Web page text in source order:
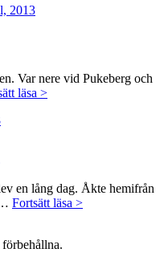
2013
Var nere vid Pukeberg och
läsa >I
en lång dag. Åkte hemifrån
Fortsätt läsa >Billingebuggen